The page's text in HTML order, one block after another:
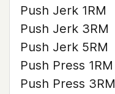
Push Jerk 1RM
Push Jerk 3RM
Push Jerk 5RM
Push Press 1RM
Push Press 3RM